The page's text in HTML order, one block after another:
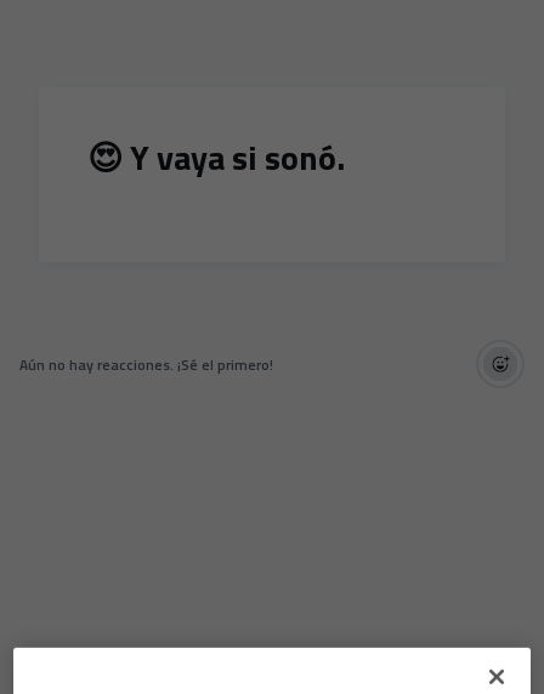
😍 Y vaya si sonó.
Aún no hay reacciones. ¡Sé el primero!